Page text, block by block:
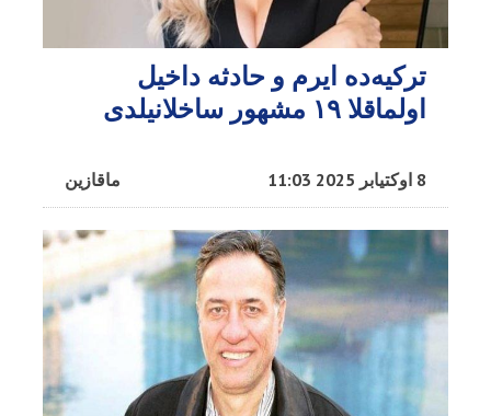
ترکیه‌ده ایر‌م و حادثه داخیل
اولماقلا ۱۹ مشهور ساخلانیلدی
ماقازین 8 اوکتیابر 2025 11:03